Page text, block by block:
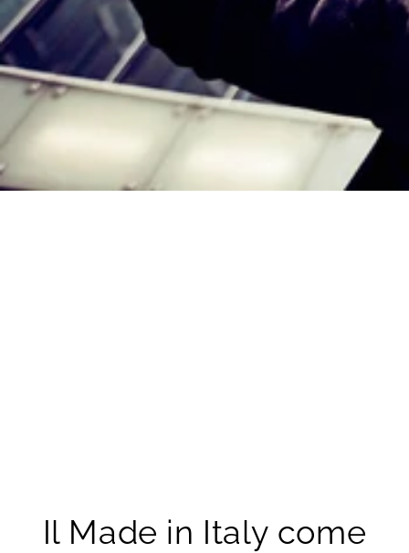
Il Made in Italy come